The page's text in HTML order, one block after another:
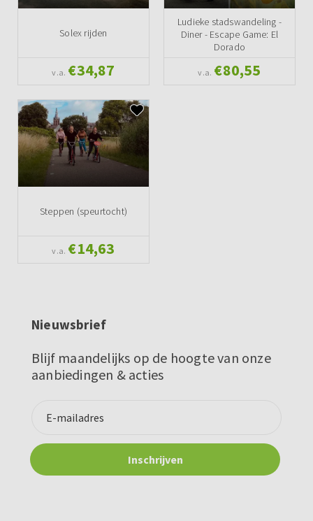
Solex rijden
v.a. €34,87
Ludieke stadswandeling -
Diner - Escape Game: El
Dorado
v.a. €80,55
Steppen (speurtocht)
v.a. €14,63
Nieuwsbrief
Blijf maandelijks op de hoogte van onze
aanbiedingen & acties